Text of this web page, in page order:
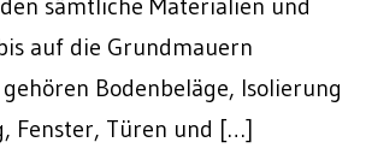
sämtliche Materialien und
auf die Grundmauern
Bodenbeläge, Isolierung
Fenster, Türen und […]